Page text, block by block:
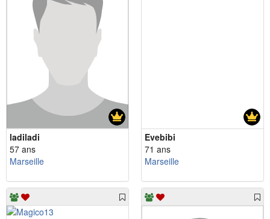
ladiladi
57 ans
Marseille
Evebibi
71 ans
Marseille